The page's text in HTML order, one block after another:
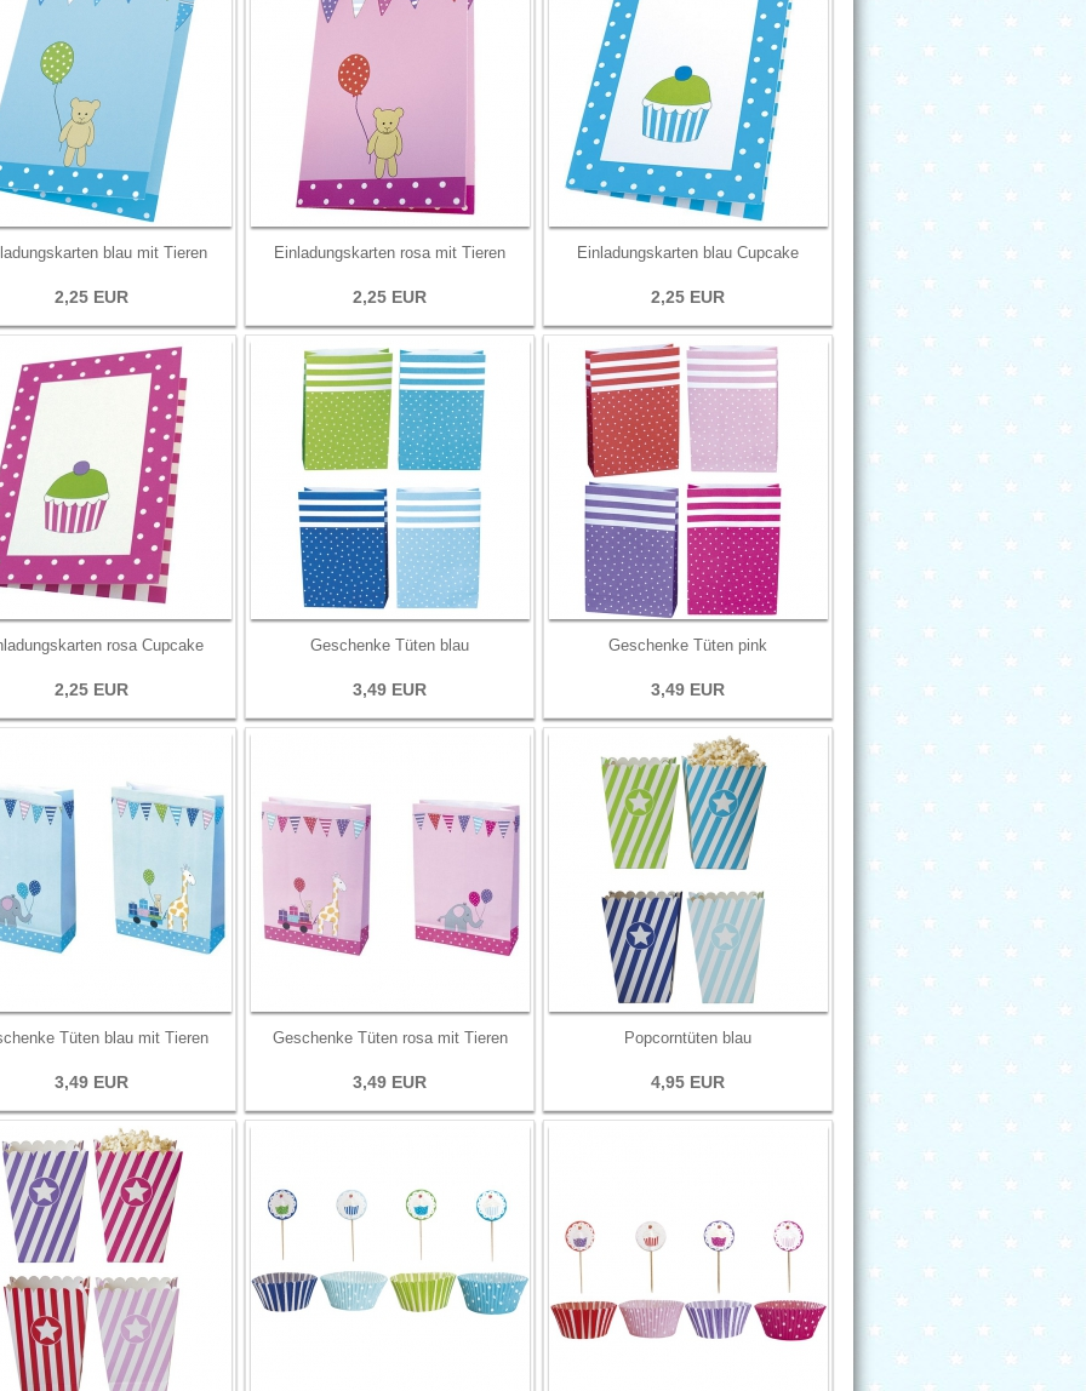
blau mit Tieren
2,25 EUR
Einladungskarten rosa mit Tieren
2,25 EUR
Einladungskarten blau Cupcake
2,25 EUR
rosa Cupcake
2,25 EUR
Geschenke Tüten blau
3,49 EUR
Geschenke Tüten pink
3,49 EUR
Tüten blau mit Tieren
3,49 EUR
Geschenke Tüten rosa mit Tieren
3,49 EUR
Popcorntüten blau
4,95 EUR